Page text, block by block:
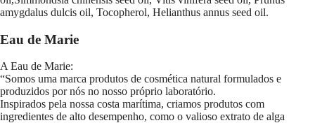
amygdalus dulcis oil, Tocopherol, Helianthus annus seed oil.
Eau de Marie
A Eau de Marie:
“Somos uma marca produtos de cosmética natural formulados e
produzidos por nós no nosso próprio laboratório.
Inspirados pela nossa costa marítima, criamos produtos com
ingredientes de alto desempenho, como o valioso extrato de alga